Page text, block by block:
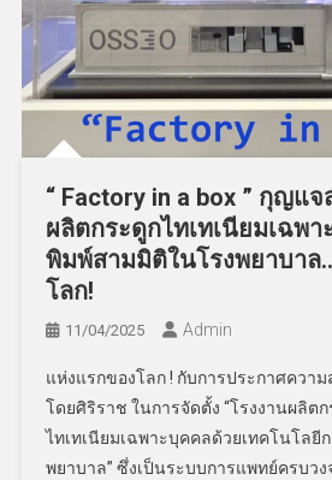
“ Factory in a box ” กุญแ
ผลิตกระดูกไทเทเนียมเฉพ
พิมพ์สามมิติในโรงพยาบาล
โลก!
11/04/2025 Admin
แห่งแรกของโลก ! กับการประกาศความ
โดยศิริราช ในการจัดตั้ง “โรงงานผลิต
ไทเทเนียมเฉพาะบุคคลด้วยเทคโนโลยี
พยาบาล” ซึ่งเป็นระบบการแพทย์ครบว